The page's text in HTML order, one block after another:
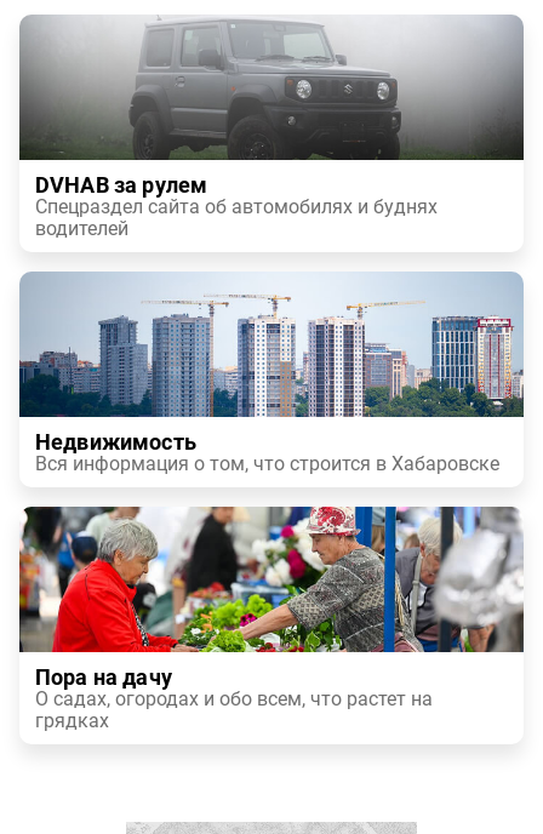
DVHAB за рулем
Спецраздел сайта об автомобилях и буднях
водителей
Недвижимость
Вся информация о том, что строится в Хабаровске
Пора на дачу
О садах, огородах и обо всем, что растет на
грядках